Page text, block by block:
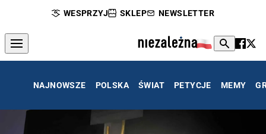
WESPRZYJ SKLEP NEWSLETTER
NAJNOWSZE POLSKA ŚWIAT PETYCJE MEMY